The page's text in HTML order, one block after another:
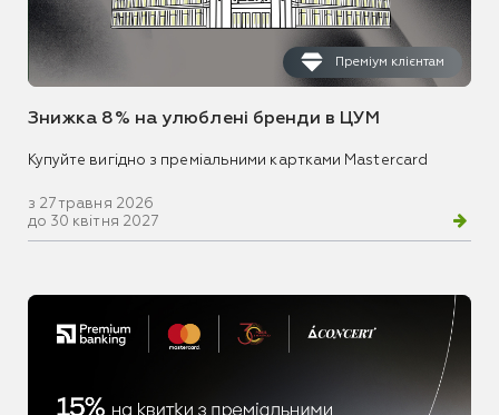
Преміум клієнтам
Знижка 8% на улюблені бренди в ЦУМ
Купуйте вигідно з преміальними картками Mastercard
з 27 травня 2026
до 30 квітня 2027